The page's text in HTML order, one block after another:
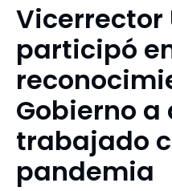
Vicerrector
participó
Gobierno a
trabajado
pandemia